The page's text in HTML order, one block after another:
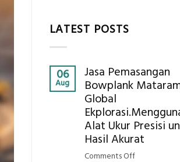
LATEST POSTS
06
Aug
Jasa Pemasangan
Bowplank
Global
Alat Ukur Presisi
Hasil Akurat
Comments Offon